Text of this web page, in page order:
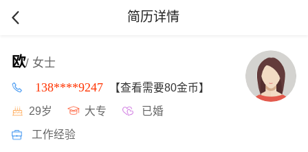
简历详情
欧/ 女士
138****9247 【查看需要80金币】
29岁 大专 已婚
工作经验